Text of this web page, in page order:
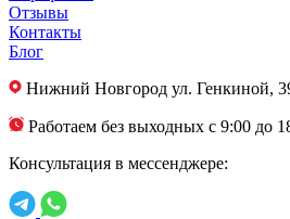
Отзывы
Контакты
Блог
Нижний Новгород ул. Генкиной,
Работаем без выходных с 9:00 до
Консультация в мессенджере: